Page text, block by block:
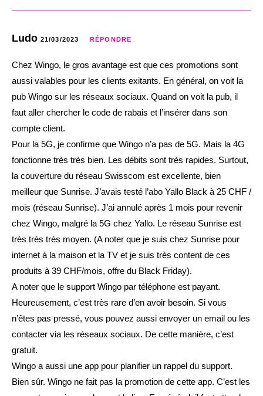
Ludo 21/03/2023 RÉPONDRE
Chez Wingo, le gros avantage est que ces promotions sont
aussi valables pour les clients exitants. En général, on voit la
pub Wingo sur les réseaux sociaux. Quand on voit la pub, il
faut aller chercher le code de rabais et l’insérer dans son
compte client.
Pour la 5G, je confirme que Wingo n’a pas de 5G. Mais la 4G
fonctionne très très bien. Les débits sont très rapides. Surtout,
la couverture du réseau Swisscom est excellente, bien
meilleur que Sunrise. J’avais testé l’abo Yallo Black à 25 CHF /
mois (réseau Sunrise). J’ai annulé après 1 mois pour revenir
chez Wingo, malgré la 5G chez Yallo. Le réseau Sunrise est
très très très moyen. (A noter que je suis chez Sunrise pour
internet à la maison et la TV et je suis très content de ces
produits à 39 CHF/mois, offre du Black Friday).
A noter que le support Wingo par téléphone est payant.
Heureusement, c’est très rare d’en avoir besoin. Si vous
n’êtes pas pressé, vous pouvez aussi envoyer un email ou les
contacter via les réseaux sociaux. De cette manière, c’est
gratuit.
Wingo a aussi une app pour planifier un rappel du support.
Bien sûr. Wingo ne fait pas la promotion de cette app. C’est les